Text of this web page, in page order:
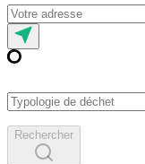
Rechercher